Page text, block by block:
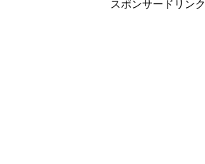
スポンサードリンク